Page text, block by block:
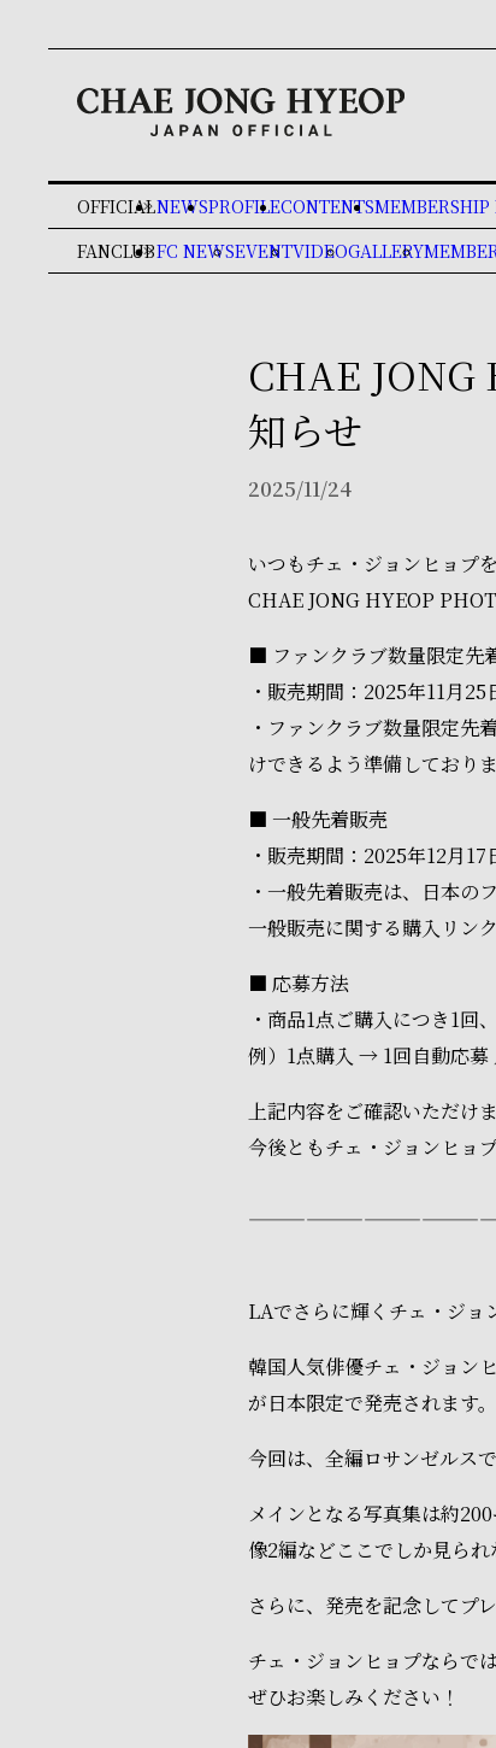
OFFICIAL
keyboard_double_arrow_rightNEWSPROFILECONTENTSMEMBERSHIP
FANCLUB
keyboard_double_arrow_rightFC NEWSEVENTVIDEOGALLERY
CHAE JONG
知らせ
2025/11/24
いつもチェ・ジョンヒョプ
CHAE JONG HYEOP
■ ファンクラブ数量限定先
・販売期間：2025年11月
・ファンクラブ数量限定
けできるよう準備しており
■ 一般先着販売
・販売期間：2025年12月
・一般先着販売は、日本の
一般販売に関する購入リン
■ 応募方法
・商品1点ご購入につき1回
例）1点購入 → 1回自動応
上記内容をご確認いただけ
今後ともチェ・ジョンヒョ
LAでさらに輝くチェ・ジョ
韓国人気俳優チェ・ジョン
が日本限定で発売されます。
今回は、全編ロサンゼルス
メインとなる写真集は約
像2編などここでしか見られ
さらに、発売を記念してプ
チェ・ジョンヒョプならで
ぜひお楽しみください！